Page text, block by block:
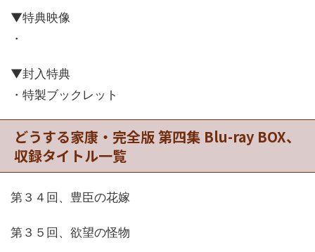
▼特典映像
・
▼封入特典
・特製ブックレット
どうする家康・完全版 第四集 Blu-ray BOX、
収録タイトル一覧
第３４回、豊臣の花嫁
第３５回、欲望の怪物